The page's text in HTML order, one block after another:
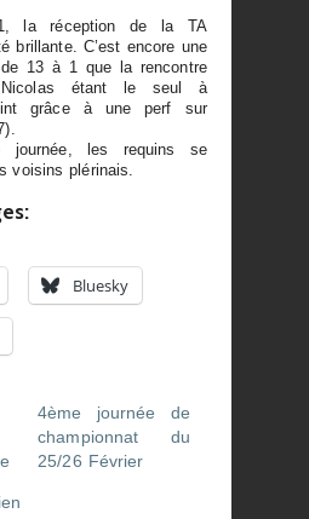
la réception de la TA
brillante. C’est encore une
13 à 1 que la rencontre
Nicolas étant le seul à
grâce à une perf sur
journée, les requins se
voisins plérinais.
Bluesky
4ème journée de
championnat du
25/26 Février